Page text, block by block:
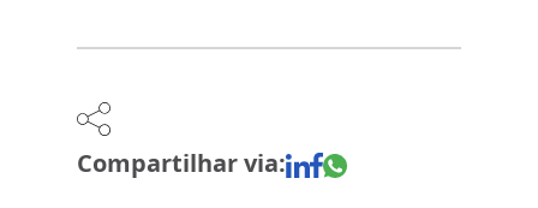
Compartilhar via: